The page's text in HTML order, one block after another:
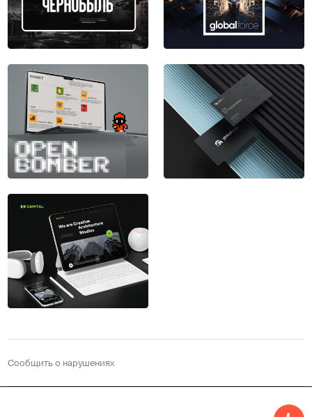
Сообщить о нарушениях